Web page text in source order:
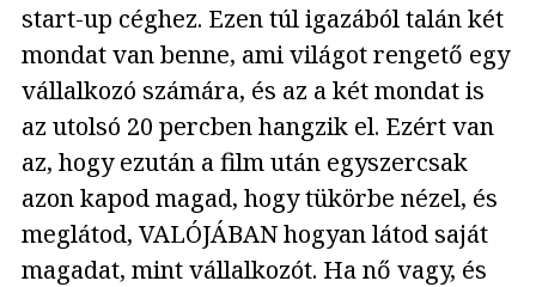
start-up céghez. Ezen túl igazából talán két
mondat van benne, ami világot rengető egy
vállalkozó számára, és az a két mondat is
az utolsó 20 percben hangzik el. Ezért van
az, hogy ezután a film után egyszercsak
azon kapod magad, hogy tükörbe nézel, és
meglátod, VALÓJÁBAN hogyan látod saját
magadat, mint vállalkozót. Ha nő vagy, és